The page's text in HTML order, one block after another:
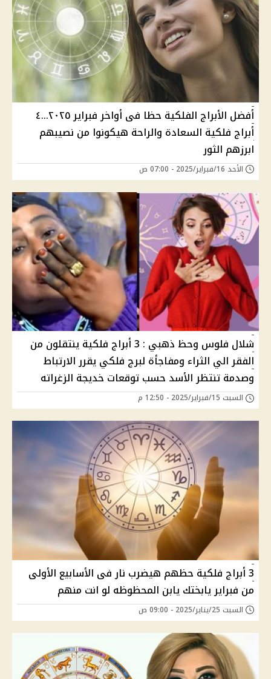
أفضل الأبراج الفلكية حظا فى أواخر فبراير ٢٠٢٥…٤
أبراج فلكية السعادة والراحة هيكونوا من نصيبهم
ابرزهم الثور
الأحد 16/فبراير/2025 - 07:00 ص
شلال فلوس وحظ ذهبي : 3 أبراج فلكية ينتقلون من
الفقر الي الثراء ومفاجأة لبرج فلكي يقرر الارتباط
وصدمة تنتظر الأسد حسب توقعات خديجة الزغراته
السبت 15/فبراير/2025 - 12:50 م
3 أبراج فلكية حظهم هيضرب نار فى الأسابيع الأولى
من فبراير يابختك يابن المحظوظه لو انت منهم
السبت 25/يناير/2025 - 09:00 ص